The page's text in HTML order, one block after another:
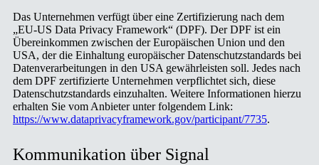
Das Unternehmen verfügt über eine Zertifizierung nach dem
„EU-US Data Privacy Framework“ (DPF). Der DPF ist ein
Übereinkommen zwischen der Europäischen Union und den
USA, der die Einhaltung europäischer Datenschutzstandards bei
Datenverarbeitungen in den USA gewährleisten soll. Jedes nach
dem DPF zertifizierte Unternehmen verpflichtet sich, diese
Datenschutzstandards einzuhalten. Weitere Informationen hierzu
erhalten Sie vom Anbieter unter folgendem Link:
https://www.dataprivacyframework.gov/participant/7735.
Kommunikation über Signal